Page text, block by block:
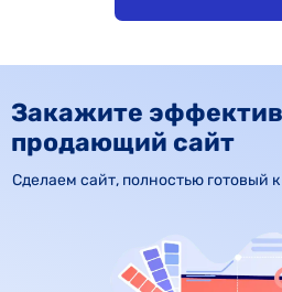
Закажите
продающий сайт
Сделаем сайт, полностью готовый